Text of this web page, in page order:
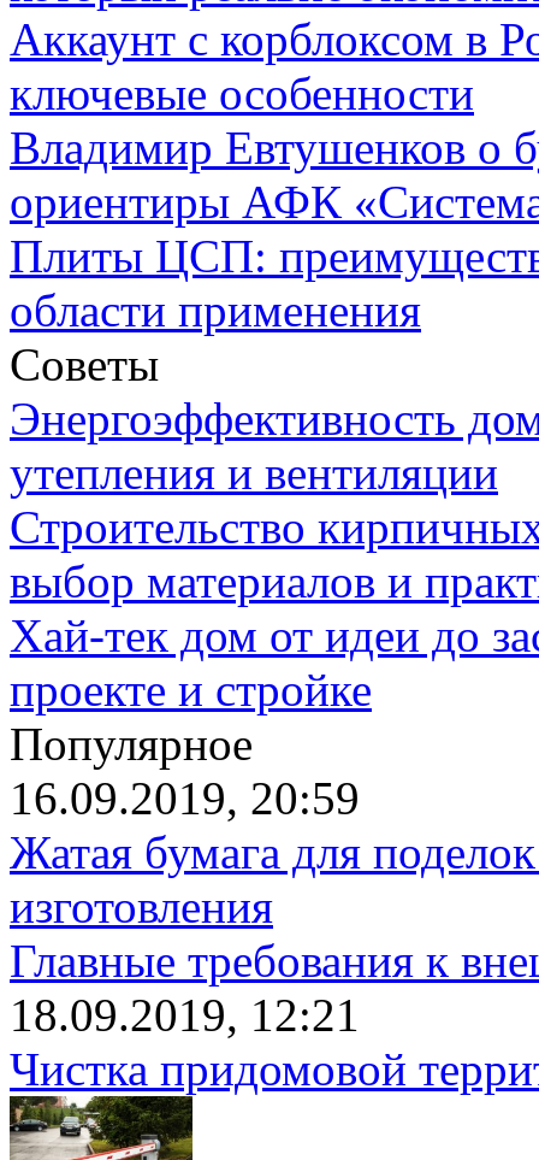
Аккаунт с корблоксом в
ключевые особенности
Владимир Евтушенков о
ориентиры АФК
Плиты ЦСП:
области применения
Советы
Энергоэффективность
утепления и вентиляции
Строительство
выбор материалов и
Хай-тек дом от идеи до
проекте и стройке
Популярное
16.09.2019, 20:59
Жатая бумага для
изготовления
Главные требования к
18.09.2019, 12:21
Чистка придомовой